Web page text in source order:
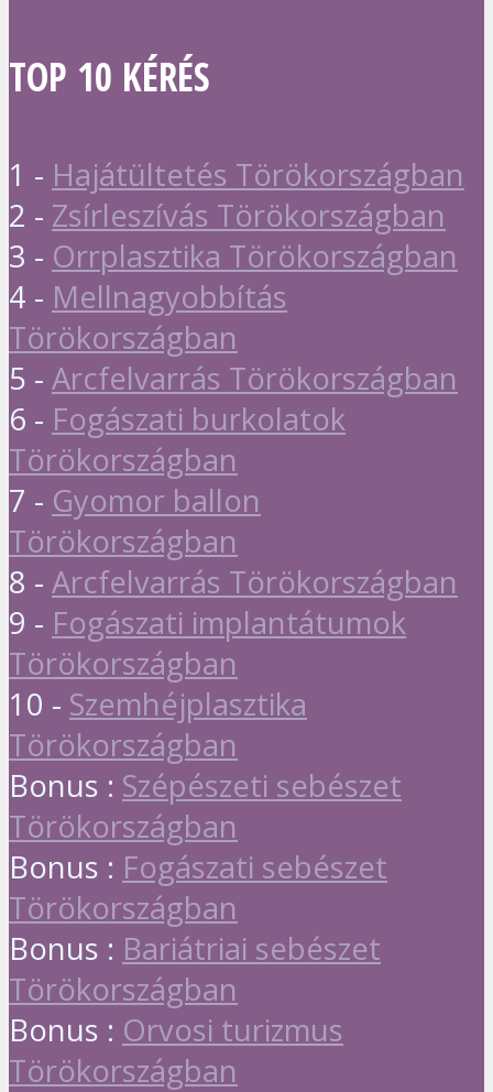
TOP 10 KÉRÉS
1 - Hajátültetés Törökországban
2 - Zsírleszívás Törökországban
3 - Orrplasztika Törökországban
4 - Mellnagyobbítás
Törökországban
5 - Arcfelvarrás Törökországban
6 - Fogászati burkolatok
Törökországban
7 - Gyomor ballon
Törökországban
8 - Arcfelvarrás Törökországban
9 - Fogászati implantátumok
Törökországban
10 - Szemhéjplasztika
Törökországban
Bonus : Szépészeti sebészet
Törökországban
Bonus : Fogászati sebészet
Törökországban
Bonus : Bariátriai sebészet
Törökországban
Bonus : Orvosi turizmus
Törökországban